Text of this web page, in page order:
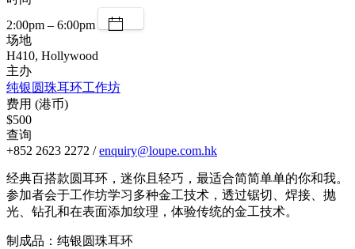
2:00pm – 6:00pm
场地
H410, Hollywood
主办
纯银圆珠耳环工作坊
费用 (港币)
$500
查询
+852 2623 2272 /enquiry@loupe.com.hk
经典百搭款圆耳环，迷你且轻巧，最适合简简单单的你和我。
参加者会于工作坊学习多种金工技术，透过锯切、焊接、抛
光、钻孔和在表面添加纹理，体验传统的金工技术。
制成品：纯银圆珠耳环